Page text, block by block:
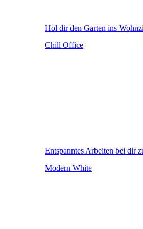
Hol dir den Garten ins
Chill Office
Entspanntes Arbeiten bei dir
Modern White